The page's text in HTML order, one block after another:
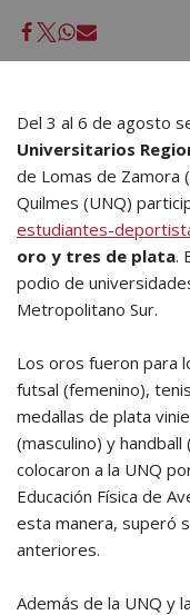
Del 3 al 6 de agosto
Universitarios
de Lomas de Zamora
Quilmes (UNQ)
estudiantes-
oro y tres de plata.
podio de
Metropolitano Sur.
Los oros fueron para
futsal (femenino),
medallas de plata
(masculino) y
colocaron a la UNQ
Educación Física de
esta manera, superó
anteriores.
Además de la UNQ y